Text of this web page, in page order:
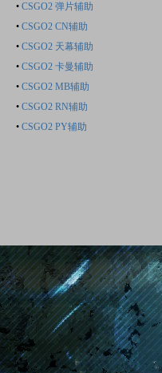
• CSGO2 弹片辅助
• CSGO2 CN辅助
• CSGO2 天幕辅助
• CSGO2 卡曼辅助
• CSGO2 MB辅助
• CSGO2 RN辅助
• CSGO2 PY辅助